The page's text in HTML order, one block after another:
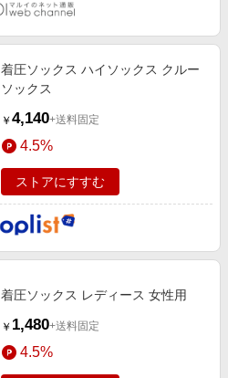
着圧ソックス ハイソックス クルー
ソックス
￥ 4,140+送料固定
4.5%
ストアにすすむ
着圧ソックス レディース 女性用
￥ 1,480+送料固定
4.5%